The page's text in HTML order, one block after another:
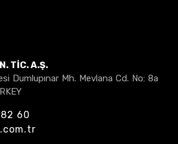
TİC. A.Ş.
Dumlupınar Mh. Mevlana Cd. No: 8a
60